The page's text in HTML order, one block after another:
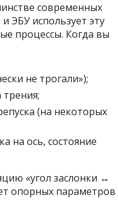
современных
ЭБУ использует эту
процессы. Когда вы
не трогали»);
(на некоторых
на ось, состояние
«угол заслонки ↔
опорных параметров